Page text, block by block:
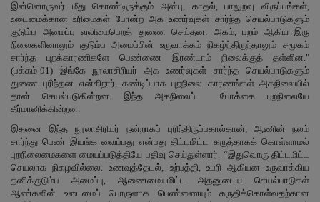
இன்னொருவர் மீது கொண்டிருக்கும் அன்பு, காதல், பாலுறவு விருப்பங்கள்,
உடைமைக்கான உரிமைகள் போன்ற அக உணர்வுகள் சார்ந்த செயல்பாடுகளும்
குடும்ப அமைப்பு வலிமைபெறத் துணை செய்தன. அகம், புறம் ஆகிய இரு
நிலைகளினாலும் குடும்ப அமைப்பின் உருவாக்கம் நிகழ்ந்திருந்தாலும் சமூகம்
சார்ந்த புறக்காரணிகளே பெண்ணை இரண்டாம் நிலைக்குத் தள்ளின."
(பக்கம்-91) இங்கே நூலாசிரியர் அக உணர்வுகள் சார்ந்த செயல்பாடுகளும்
துணை புரிந்தன என்கிறார், கண்டிப்பாக புறநிலை காரணங்கள் அகநிலையில்
தான் செயல்படுகின்றன. இந்த அகநிலைப் போக்கை புறநிலையே
தீர்மானிக்கின்றன.
இதனை இந்த நூலாசிரியர் நன்றாகப் புரிந்திருப்பதால்தான், ஆணின் நலம்
சார்ந்து பெண் இயங்க வைப்பது என்பது திட்டமிட்ட கருத்தாகக் கொள்ளாமல்
புறநிலைமைகளை மையப்படுத்தியே பதிவு செய்துள்ளார். “இதுவொரு திட்டமிட்ட
செயலாக நிகழவில்லை. உணவுத்தேடல், உற்பத்தி, உபரி ஆகியன உருவாக்கிய
தனிக்குடும்ப அமைப்பு, ஆணைமையமிட்ட அதனுடைய செயல்பாடுகள்
ஆண்களின் உடைமைப் பொருளாக பெண்ணையும் கருதிக்கொள்வதற்கான